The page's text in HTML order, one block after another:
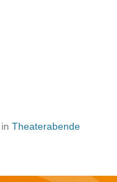
in Theaterabende